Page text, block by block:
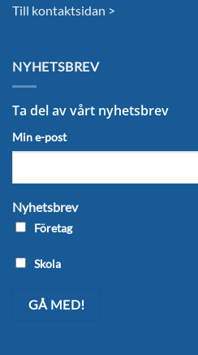
Till kontaktsidan >
NYHETSBREV
Ta del av vårt nyhetsbrev
Min e-post
Nyhetsbrev
Företag
Skola